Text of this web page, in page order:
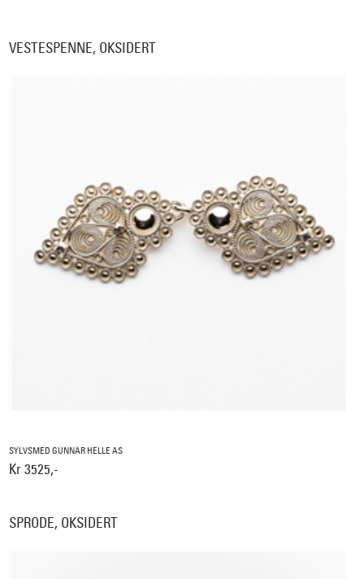
VESTESPENNE, OKSIDERT
SYLVSMED GUNNAR HELLE AS
Kr 3525,-
SPRODE, OKSIDERT